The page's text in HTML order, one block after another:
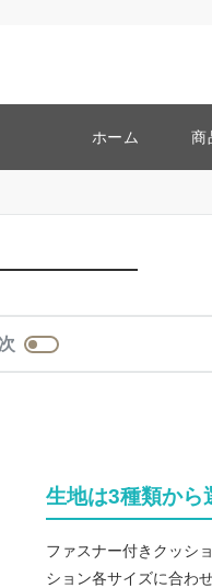
ホーム 商
生地は3種類から
ファスナー付きクッシ
ション各サイズに合わ